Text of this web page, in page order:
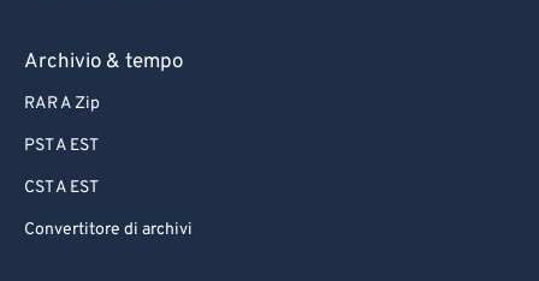
Archivio & tempo
RAR A Zip
PST A EST
CST A EST
Convertitore di archivi